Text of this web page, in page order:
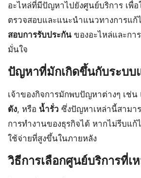
อะไหล่ที่มีปัญหาไปยังศูนย์บริการ เพื่อ
ตรวจสอบและแนะนำแนวทางการแก้
สอบการรับประกัน ของอะไหล่และกา
มั่นใจ
ปัญหาที่มักเกิดขึ้นกับระบบ
เจ้าของกิจการมักพบปัญหาต่างๆ เช่น
ดัง, หรือ น้ำรั่ว ซึ่งปัญหาเหล่านี้สามา
การทำงานของธุรกิจได้ หากไม่รีบแก้
ใช้จ่ายที่สูงขึ้นในภายหลัง
วิธีการเลือกศูนย์บริการที่เ